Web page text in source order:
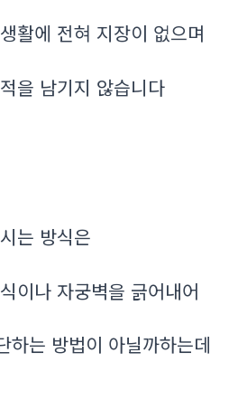
활에 전혀 지장이 없으며
을 남기지 않습니다
는 방식은
이나 자궁벽을 긁어내어
하는 방법이 아닐까하는데